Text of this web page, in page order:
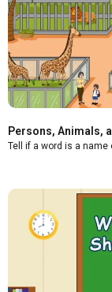
Persons, Animals,
Tell if a word is a name